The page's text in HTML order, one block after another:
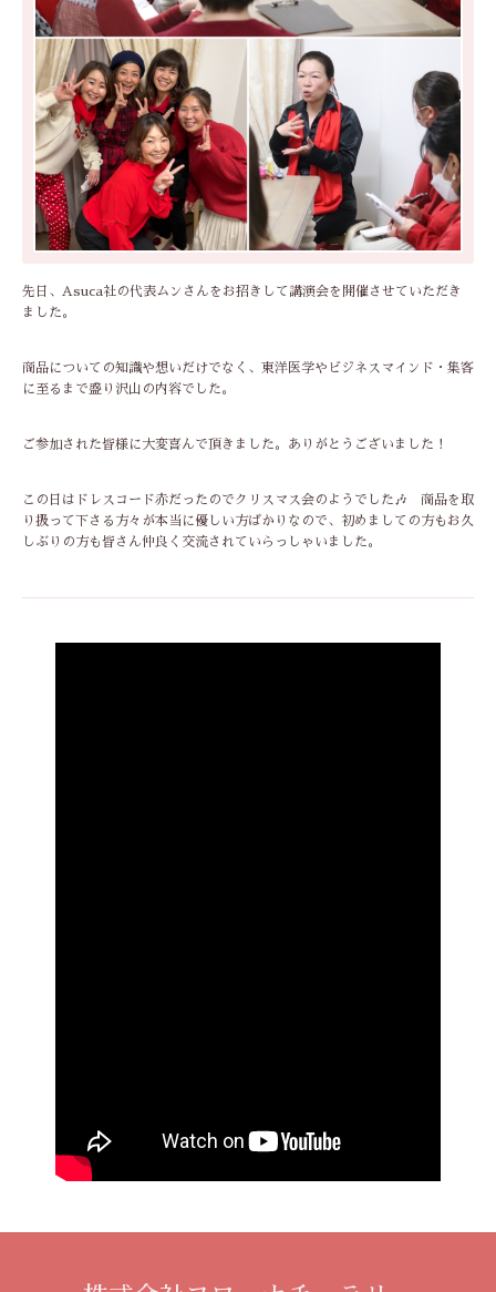
先日、Asuca社の代表ムンさんをお招きして講演会を開催させていただき
ました。
商品についての知識や想いだけでなく、東洋医学やビジネスマインド・集客
に至るまで盛り沢山の内容でした。
ご参加された皆様に大変喜んで頂きました。ありがとうございました！
この日はドレスコード赤だったのでクリスマス会のようでした🎶 商品を取
り扱って下さる方々が本当に優しい方ばかりなので、初めましての方もお久
しぶりの方も皆さん仲良く交流されていらっしゃいました。